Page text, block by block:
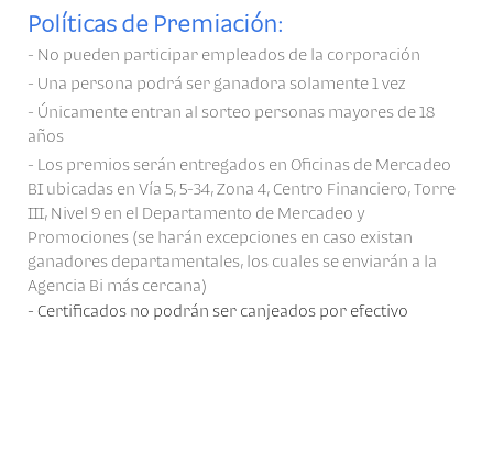
Políticas de Premiación:
- No pueden participar empleados de la corporación
- Una persona podrá ser ganadora solamente 1 vez
- Únicamente entran al sorteo personas mayores de 18
años
- Los premios serán entregados en Oficinas de Mercadeo
BI ubicadas en Vía 5, 5-34, Zona 4, Centro Financiero, Torre
III, Nivel 9 en el Departamento de Mercadeo y
Promociones (se harán excepciones en caso existan
ganadores departamentales, los cuales se enviarán a la
Agencia Bi más cercana)
- Certificados no podrán ser canjeados por efectivo